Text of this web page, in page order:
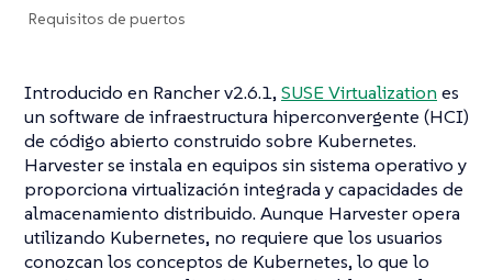
Requisitos de puertos
Introducido en Rancher v2.6.1,SUSE Virtualization es
un software de infraestructura hiperconvergente (HCI)
de código abierto construido sobre Kubernetes.
Harvester se instala en equipos sin sistema operativo y
proporciona virtualización integrada y capacidades de
almacenamiento distribuido. Aunque Harvester opera
utilizando Kubernetes, no requiere que los usuarios
conozcan los conceptos de Kubernetes, lo que lo